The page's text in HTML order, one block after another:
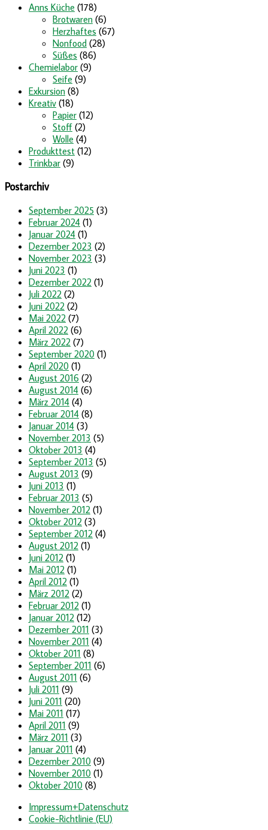
Anns Küche (178)
Brotwaren (6)
Herzhaftes (67)
Nonfood (28)
Süßes (86)
Chemielabor (9)
Seife (9)
Exkursion (8)
Kreativ (18)
Papier (12)
Stoff (2)
Wolle (4)
Produkttest (12)
Trinkbar (9)
Postarchiv
September 2025 (3)
Februar 2024 (1)
Januar 2024 (1)
Dezember 2023 (2)
November 2023 (3)
Juni 2023 (1)
Dezember 2022 (1)
Juli 2022 (2)
Juni 2022 (2)
Mai 2022 (7)
April 2022 (6)
März 2022 (7)
September 2020 (1)
April 2020 (1)
August 2016 (2)
August 2014 (6)
März 2014 (4)
Februar 2014 (8)
Januar 2014 (3)
November 2013 (5)
Oktober 2013 (4)
September 2013 (5)
August 2013 (9)
Juni 2013 (1)
Februar 2013 (5)
November 2012 (1)
Oktober 2012 (3)
September 2012 (4)
August 2012 (1)
Juni 2012 (1)
Mai 2012 (1)
April 2012 (1)
März 2012 (2)
Februar 2012 (1)
Januar 2012 (12)
Dezember 2011 (3)
November 2011 (4)
Oktober 2011 (8)
September 2011 (6)
August 2011 (6)
Juli 2011 (9)
Juni 2011 (20)
Mai 2011 (17)
April 2011 (9)
März 2011 (3)
Januar 2011 (4)
Dezember 2010 (9)
November 2010 (1)
Oktober 2010 (8)
Impressum+Datenschutz
Cookie-Richtlinie (EU)